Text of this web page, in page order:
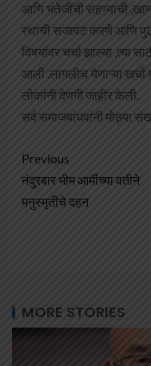
आणि भंतेजींची राहण्याची
रथाची सजावट करणे आणि
विषयांवर चर्चा झाल्या ,त्या
आली .लागलीच येणाऱ्या खर्चा
लोकांनी देणगी जाहीर केली.
सर्व समाजबांधवांनी मोठ्या
Previous
नंदुरबार भीम आर्मीच्या वतीने
मनुस्मृतीचे दहन
MORE STORIES